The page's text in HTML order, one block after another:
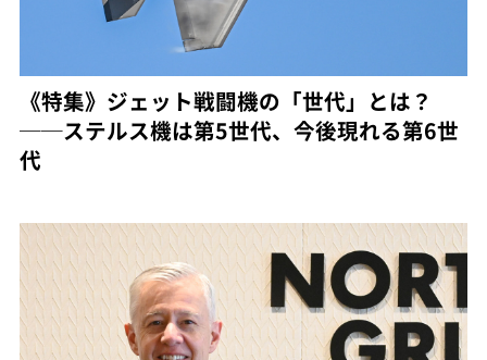
《特集》ジェット戦闘機の「世代」とは？
──ステルス機は第5世代、今後現れる第6世
代